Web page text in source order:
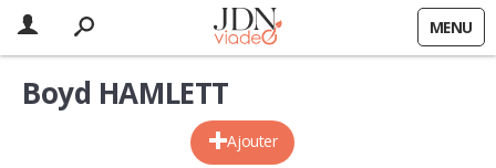
MENU
Ajouter
Boyd HAMLETT